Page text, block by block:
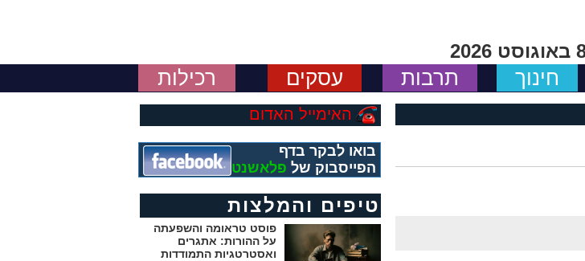
חינוך תרבות עסקים רכילות
האימייל האדום
בואו לבקר בדף
הפייסבוק של פלאשנט
טיפים והמלצות
פוסט טראומה והשפעתה
על ההורות: אתגרים
ואסטרטגיות התמודדות